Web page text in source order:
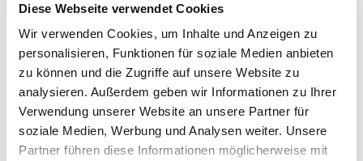
Diese Webseite verwendet Cookies
Wir verwenden Cookies, um Inhalte und Anzeigen zu
personalisieren, Funktionen für soziale Medien anbieten
zu können und die Zugriffe auf unsere Website zu
analysieren. Außerdem geben wir Informationen zu Ihrer
Verwendung unserer Website an unsere Partner für
soziale Medien, Werbung und Analysen weiter. Unsere
Partner führen diese Informationen möglicherweise mit
interessieren